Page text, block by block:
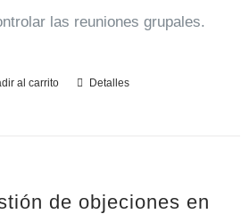
las reuniones grupales.
al carrito Detalles
de objeciones en